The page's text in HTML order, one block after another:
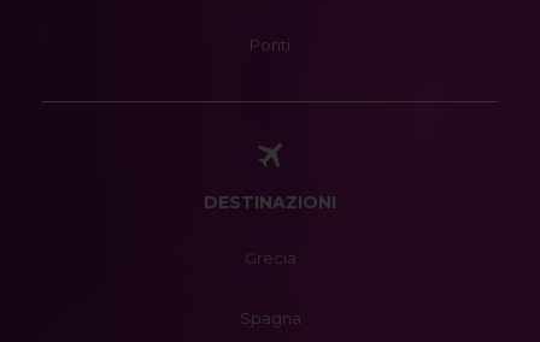
Ponti
DESTINAZIONI
Grecia
Spagna